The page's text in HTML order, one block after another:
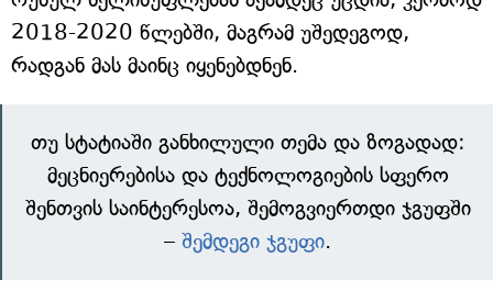
2018-2020 წლებში, მაგრამ უშედეგოდ,
რადგან მას მაინც იყენებდნენ.
თუ სტატიაში განხილული თემა და ზოგადად:
მეცნიერებისა და ტექნოლოგიების სფერო
შენთვის საინტერესოა, შემოგვიერთდი ჯგუფში
– შემდეგი ჯგუფი.